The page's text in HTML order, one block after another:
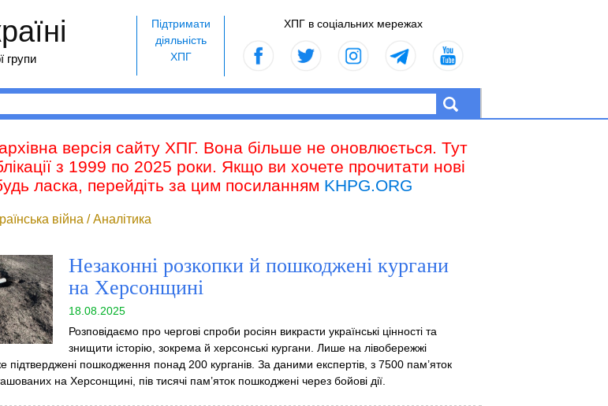
ХПГ в соціальних мережах
Підтримати
діяльність
ХПГ
групи
версія сайту ХПГ. Вона більше не оновлюється. Тут
з 1999 по 2025 роки. Якщо ви хочете прочитати нові
будь ласка, перейдіть за цим посиланням KHPG.ORG
війна / Аналітика
Незаконні розкопки й пошкоджені кургани
на Херсонщині
18.08.2025
Розповідаємо про чергові спроби росіян викрасти українські цінності та
знищити історію, зокрема й херсонські кургани. Лише на лівобережжі
пошкодження понад 200 курганів. За даними експертів, з 7500 пам’яток
на Херсонщині, пів тисячі пам’яток пошкоджені через бойові дії.